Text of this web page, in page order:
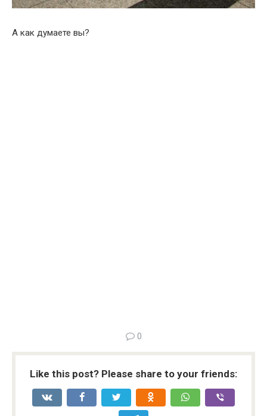
А как думаете вы?
0
Like this post? Please share to your friends: